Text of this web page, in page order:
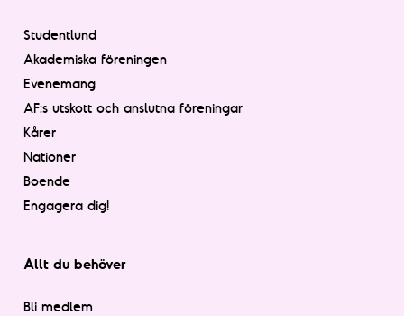
Studentlund
Akademiska föreningen
Evenemang
AF:s utskott och anslutna föreningar
Kårer
Nationer
Boende
Engagera dig!
Allt du behöver
Bli medlem